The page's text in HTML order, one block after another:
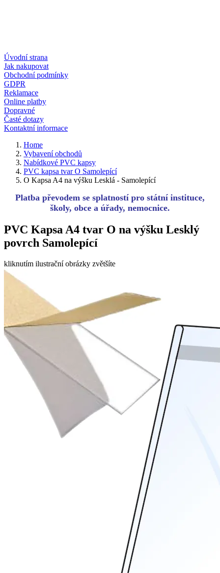
Úvodní strana
Jak nakupovat
Obchodní podmínky
GDPR
Reklamace
Online platby
Dopravné
Časté dotazy
Kontaktní informace
Home
Vybavení obchodů
Nabídkové PVC kapsy
PVC kapsa tvar O Samolepící
O Kapsa A4 na výšku Lesklá - Samolepící
Platba převodem se splatností pro státní instituce,
školy, obce a úřady, nemocnice.
PVC Kapsa A4 tvar O na výšku Lesklý
povrch Samolepící
kliknutím ilustrační obrázky zvětšíte